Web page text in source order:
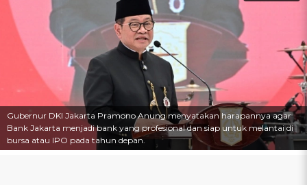
Gubernur DKI Jakarta Pramono Anung menyatakan harapannya agar
Bank Jakarta menjadi bank yang profesional dan siap untuk melantai di
bursa atau IPO pada tahun depan.